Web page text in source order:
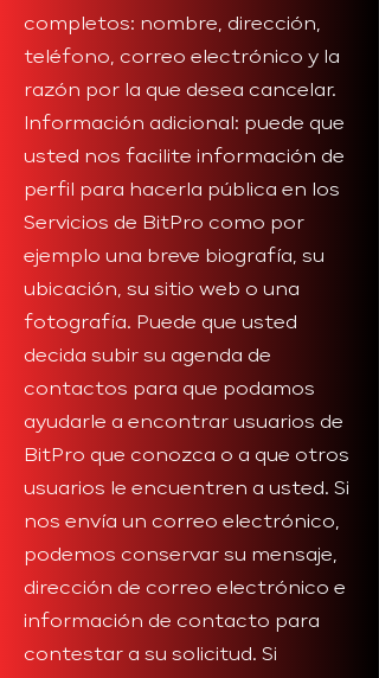
completos: nombre, dirección,
teléfono, correo electrónico y la
razón por la que desea cancelar.
Información adicional: puede que
usted nos facilite información de
perfil para hacerla pública en los
Servicios de BitPro como por
ejemplo una breve biografía, su
ubicación, su sitio web o una
fotografía. Puede que usted
decida subir su agenda de
contactos para que podamos
ayudarle a encontrar usuarios de
BitPro que conozca o a que otros
usuarios le encuentren a usted. Si
nos envía un correo electrónico,
podemos conservar su mensaje,
dirección de correo electrónico e
información de contacto para
contestar a su solicitud. Si